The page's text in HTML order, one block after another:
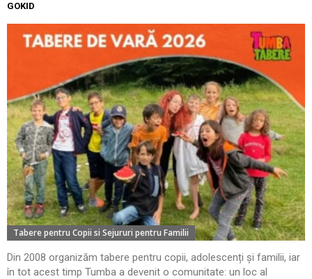
GOKID
Tabere pentru Copii si Sejururi pentru Familii
Din 2008 organizăm tabere pentru copii, adolescenți și familii, iar
în tot acest timp Tumba a devenit o comunitate: un loc al